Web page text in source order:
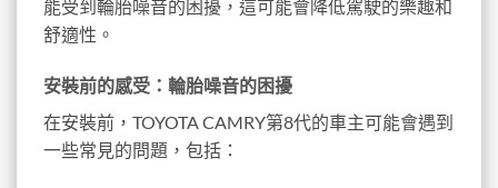
能受到輪胎噪音的困擾，這可能會降低駕駛的樂趣和
舒適性。
安裝前的感受：輪胎噪音的困擾
在安裝前，TOYOTA CAMRY第8代的車主可能會遇到
一些常見的問題，包括：